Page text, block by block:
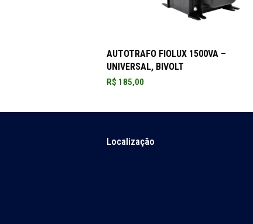
ADICIONAR AO CARRINHO
AUTOTRAFO FIOLUX 1500VA –
UNIVERSAL, BIVOLT
R$ 185,00
Localização